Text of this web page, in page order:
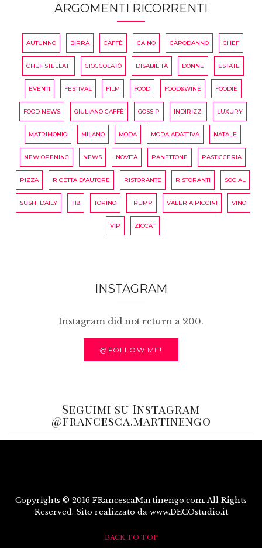
ARGOMENTI RICORRENTI
AUTUNNO BIRRA CAFFÈ CAINO CAPODANNO CHEF
CHEF STELLATI CIOCCOLATÒ DISABILITÀ DONNE ESTATE
EVENTI FESTIVAL FILM FOOD FOOD&WINE FOODIE
FOOD NEWS GIULIANO CAFFÈ GOSSIP INDIRIZZI LUXURY
MATRIMONIO MILANO MODA MODA ADATTIVA NATALE
NEW OPENING NEWS NOVITÀ PANETTONE PASTICCERIA
PIZZA RICETTA D'AUTORE RISTORANTE RISTORANTI SOCIAL
SUSHI DAILY T18 TORINO TRUMP VALERIA PICCINI VINO
VIP ZICCAT
INSTAGRAM
Instagram did not return a 200.
@FOLLOW ME!
Seguimi su Instagram
@francesca.martinengo
Copyrights © 2016 FRancescaMartinengo.com. All Rights
Reserved. Sito realizzato da www.DECOstudio.it
BACK TO TOP